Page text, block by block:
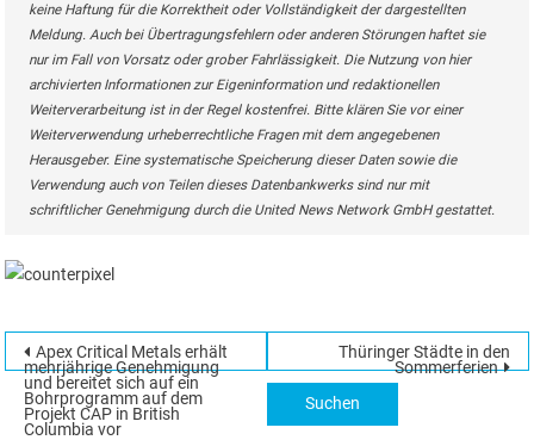
keine Haftung für die Korrektheit oder Vollständigkeit der dargestellten
Meldung. Auch bei Übertragungsfehlern oder anderen Störungen haftet sie
nur im Fall von Vorsatz oder grober Fahrlässigkeit. Die Nutzung von hier
archivierten Informationen zur Eigeninformation und redaktionellen
Weiterverarbeitung ist in der Regel kostenfrei. Bitte klären Sie vor einer
Weiterverwendung urheberrechtliche Fragen mit dem angegebenen
Herausgeber. Eine systematische Speicherung dieser Daten sowie die
Verwendung auch von Teilen dieses Datenbankwerks sind nur mit
schriftlicher Genehmigung durch die United News Network GmbH gestattet.
Beitragsnavigation
Apex Critical Metals erhält
mehrjährige Genehmigung
und bereitet sich auf ein
Bohrprogramm auf dem
Projekt CAP in British
Columbia vor
Thüringer Städte in den
Sommerferien